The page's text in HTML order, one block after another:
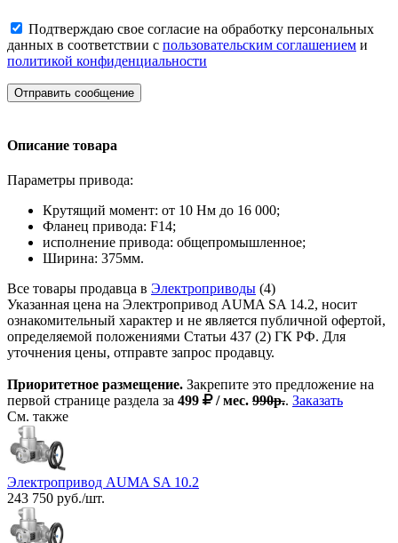
Подтверждаю свое согласие на обработку персональных
данных в соответствии с пользовательским соглашением и
политикой конфиденциальности
Отправить сообщение
Описание товара
Параметры привода:
Крутящий момент: от 10 Нм до 16 000;
Фланец привода: F14;
исполнение привода: общепромышленное;
Ширина: 375мм.
Все товары продавца в Электроприводы (4)
Указанная цена на Электропривод AUMA SA 14.2, носит
ознакомительный характер и не является публичной офертой,
определяемой положениями Статьи 437 (2) ГК РФ. Для
уточнения цены, отправте запрос продавцу.
Приоритетное размещение. Закрепите это предложение на
первой странице раздела за 499 / мес. 990р.. Заказать
См. также
Электропривод AUMA SA 10.2
243 750 руб./шт.